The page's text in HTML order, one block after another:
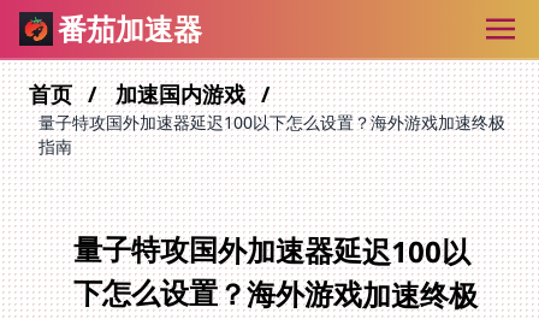
番茄加速器
首页 加速国内游戏
量子特攻国外加速器延迟100以下怎么设置？海外游戏加速终极
指南
量子特攻国外加速器延迟100以
下怎么设置？海外游戏加速终极